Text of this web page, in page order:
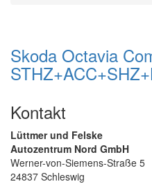
Skoda Octavia
Kontakt
Lüttmer und Felske
Autozentrum Nord GmbH
Werner-von-Siemens-Straße 5
24837 Schleswig